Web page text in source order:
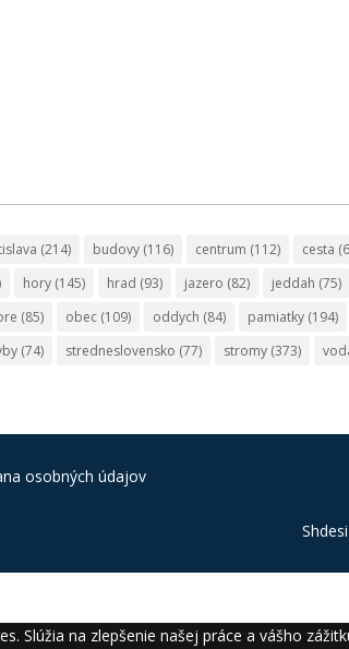
(214) budovy (116) centrum (112) cesta
hory (145) hrad (93) jazero (82) jeddah (75)
(85) obec (109) oddych (84) pamiatky (194)
(74) stredneslovensko (77) stromy (373)
osobných údajov
Slúžia na zlepšenie našej práce a vášho